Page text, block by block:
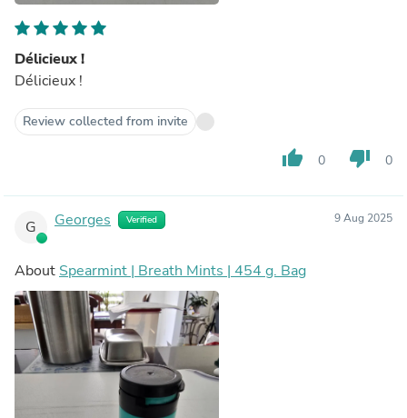
Délicieux !
Délicieux !
Review collected from invite
thumb_up 0 thumb_down 0
G Georges Verified 9 Aug 2025
About Spearmint | Breath Mints | 454 g. Bag